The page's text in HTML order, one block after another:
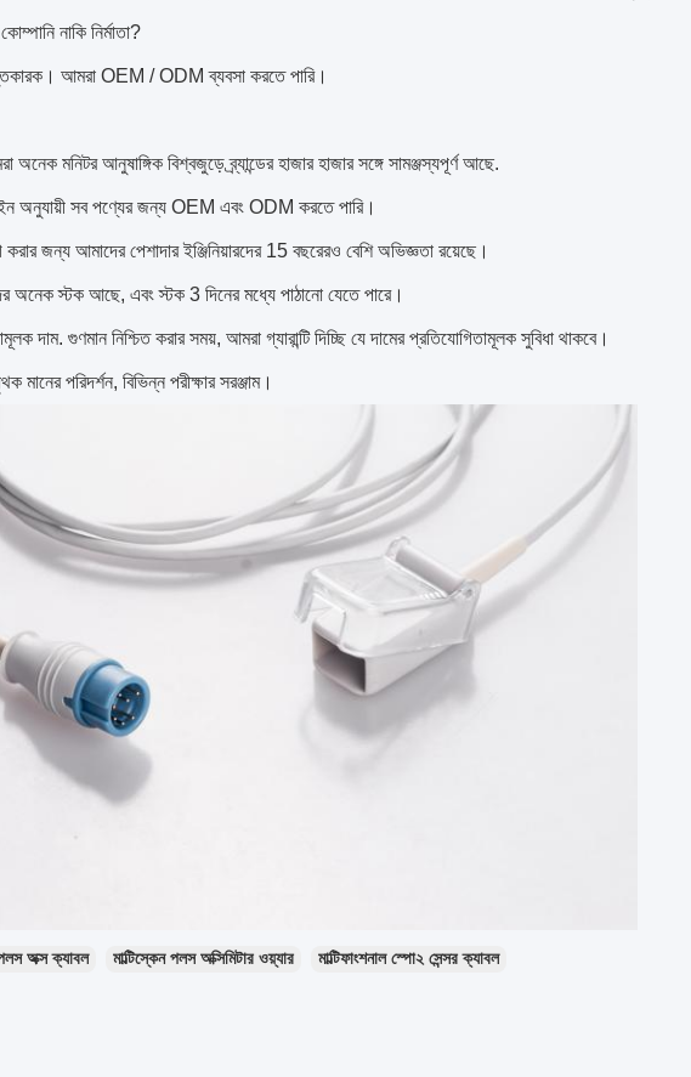
নাকি নির্মাতা?
আমরা OEM / ODM ব্যবসা করতে পারি।
অনেক মনিটর আনুষাঙ্গিক বিশ্বজুড়ে ব্র্যান্ডের হাজার হাজার সঙ্গে সামঞ্জস্যপূর্ণ আছে.
অনুযায়ী সব পণ্যের জন্য OEM এবং ODM করতে পারি।
জন্য আমাদের পেশাদার ইঞ্জিনিয়ারদের 15 বছরেরও বেশি অভিজ্ঞতা রয়েছে।
অনেক স্টক আছে, এবং স্টক 3 দিনের মধ্যে পাঠানো যেতে পারে।
দাম. গুণমান নিশ্চিত করার সময়, আমরা গ্যারান্টি দিচ্ছি যে দামের প্রতিযোগিতামূলক সুবিধা থাকবে।
মানের পরিদর্শন, বিভিন্ন পরীক্ষার সরঞ্জাম।
অক্স ক্যাবল মাল্টিস্কেন পলস অক্সিমিটার ওয়্যার মাল্টিফাংশনাল স্পো২ সেন্সর ক্যাবল